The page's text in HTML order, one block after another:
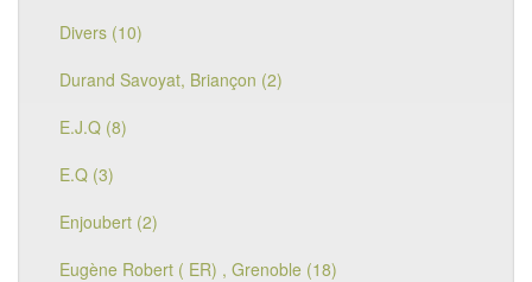
Divers (10)
Durand Savoyat, Briançon (2)
E.J.Q (8)
E.Q (3)
Enjoubert (2)
Eugène Robert ( ER) , Grenoble (18)